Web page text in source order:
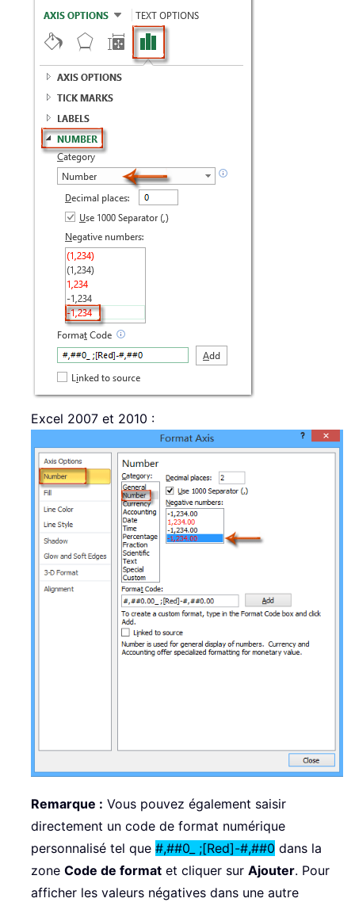
Excel 2007 et 2010 :
Remarque : Vous pouvez également saisir
directement un code de format numérique
personnalisé tel que #,##0_ ;[Red]-#,##0 dans la
zone Code de format et cliquer sur Ajouter. Pour
afficher les valeurs négatives dans une autre